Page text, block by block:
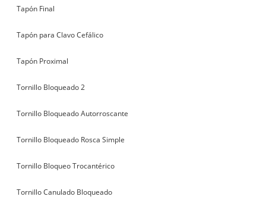
Tapón Final
Tapón para Clavo Cefálico
Tapón Proximal
Tornillo Bloqueado 2
Tornillo Bloqueado Autorroscante
Tornillo Bloqueado Rosca Simple
Tornillo Bloqueo Trocantérico
Tornillo Canulado Bloqueado